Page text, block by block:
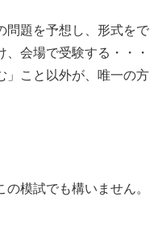
問題を予想し、形式をで
会場で受験する・・・
」こと以外が、唯一の方
模試でも構いません。